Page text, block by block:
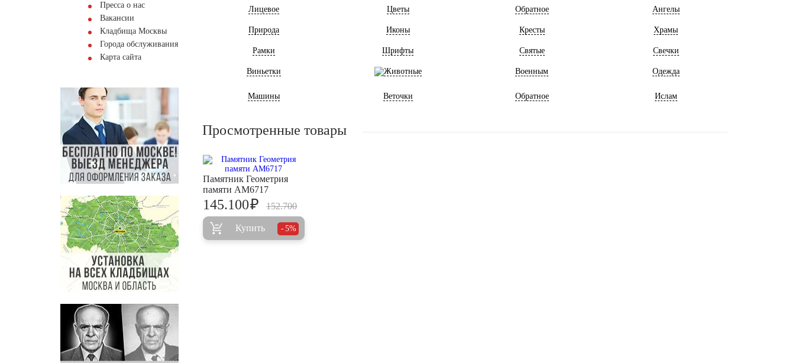
Пресса о нас
Вакансии
Кладбища Москвы
Города обслуживания
Карта сайта
Лицевое Цветы Обратное Ангелы
Природа Иконы Кресты Храмы
Рамки Шрифты Святые Свечки
Виньетки Животные Военным Одежда
Машины Веточки Обратное Ислам
Просмотренные товары
Памятник Геометрия
памяти AM6717
152.700
145.100₽
Купить 5%